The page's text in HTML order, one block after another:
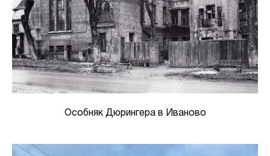
Особняк Дюрингера в Иваново